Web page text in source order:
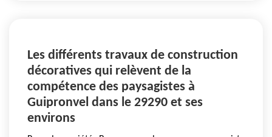
Les différents travaux de construction
décoratives qui relèvent de la
compétence des paysagistes à
Guipronvel dans le 29290 et ses
environs